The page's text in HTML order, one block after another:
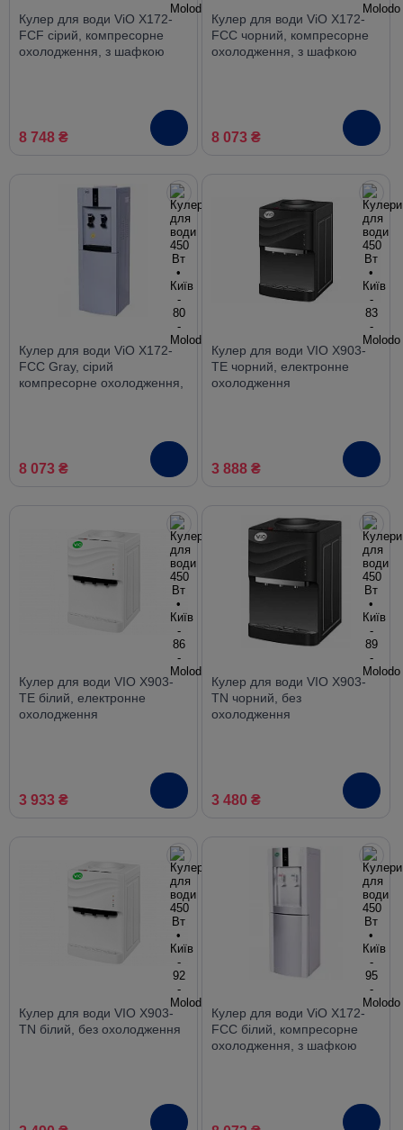
Кулер для води ViO X172-
FCF сірий, компресорне
охолодження, з шафкою
8 748 ₴
Кулер для води ViO X172-
FCC чорний, компресорне
охолодження, з шафкою
8 073 ₴
Кулер для води ViO X172-
FCC Gray, сірий
компресорне охолодження,
8 073 ₴
Кулер для води VIO X903-
TE чорний, електронне
охолодження
3 888 ₴
Кулер для води VIO X903-
TE білий, електронне
охолодження
3 933 ₴
Кулер для води VIO X903-
TN чорний, без
охолодження
3 480 ₴
Кулер для води VIO X903-
TN білий, без охолодження
Кулер для води ViO X172-
FCC білий, компресорне
охолодження, з шафкою